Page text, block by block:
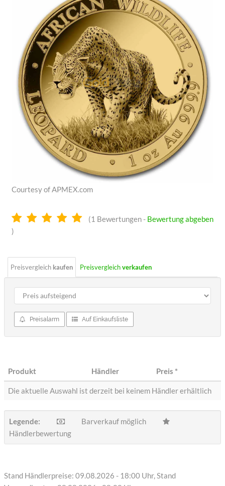
Courtesy of APMEX.com
5.0
(1 Bewertungen - Bewertung abgeben
)
Preisvergleich kaufen Preisvergleichverkaufen
Preisalarm Auf Einkaufsliste
Produkt Händler Preis *
Die aktuelle Auswahl ist derzeit bei keinem Händler erhältlich
Legende:
Barverkauf möglich
Händlerbewertung
Stand Händlerpreise: 09.08.2026 - 18:00 Uhr, Stand